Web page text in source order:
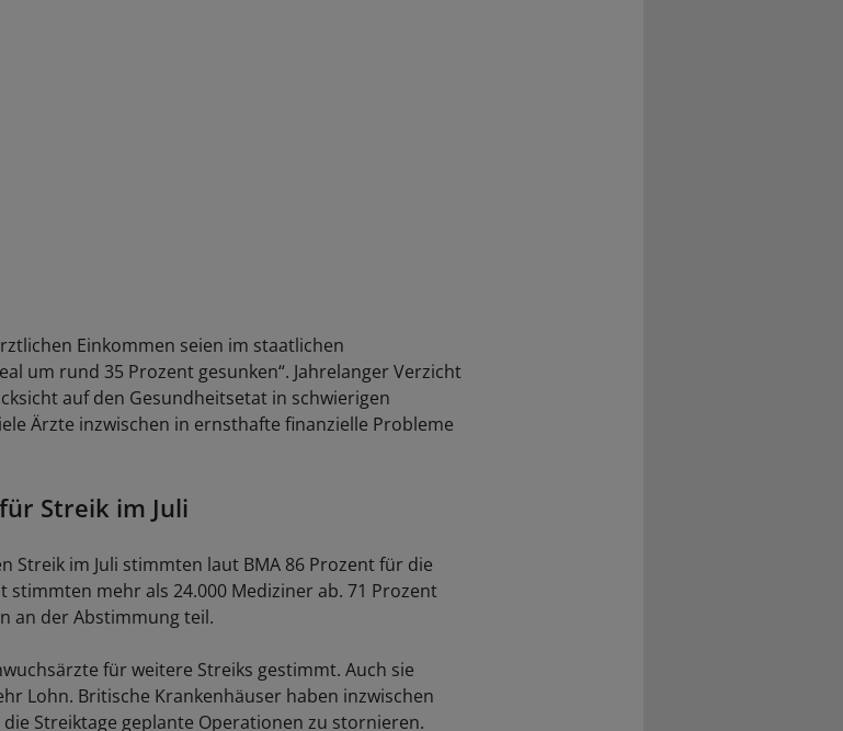
Einkommen seien im staatlichen
um rund 35 Prozent gesunken“. Jahrelanger Verzicht
auf den Gesundheitsetat in schwierigen
Ärzte inzwischen in ernsthafte finanzielle Probleme
Streik im Juli
Streik im Juli stimmten laut BMA 86 Prozent für die
stimmten mehr als 24.000 Mediziner ab. 71 Prozent
an der Abstimmung teil.
für weitere Streiks gestimmt. Auch sie
Lohn. Britische Krankenhäuser haben inzwischen
Streiktage geplante Operationen zu stornieren.